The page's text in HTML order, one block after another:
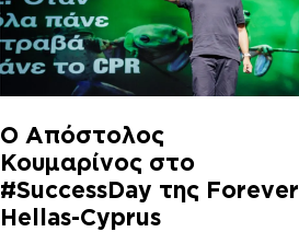
Ο Απόστολος
Κουμαρίνος στο
#SuccessDay της Forever
Hellas-Cyprus